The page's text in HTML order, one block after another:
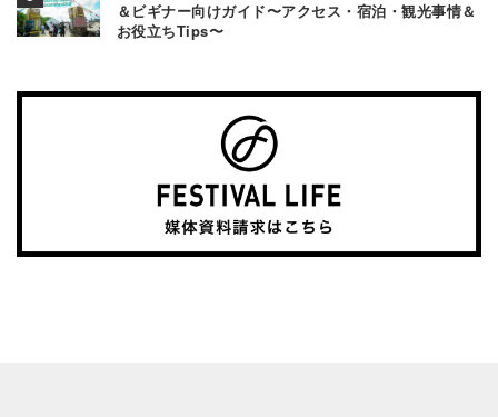
＆ビギナー向けガイド〜アクセス・宿泊・観光事情＆
お役立ちTips〜